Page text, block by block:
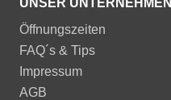
UNSER UNTERNEHMEN
Öffnungszeiten
FAQ´s & Tips
Impressum
AGB